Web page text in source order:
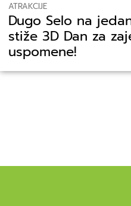
ATRAKCIJE
Dugo Selo na
stiže 3D Dan za
uspomene!